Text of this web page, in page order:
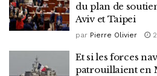
du plan de
Aviv et Taipei
par Pierre Olivier
Et si les forces
patrouillaient en